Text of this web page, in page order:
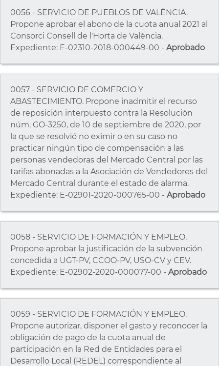
0056 - SERVICIO DE PUEBLOS DE VALÈNCIA.
Propone aprobar el abono de la cuota anual 2021 al
Consorci Consell de l'Horta de València.
Expediente: E-02310-2018-000449-00 - Aprobado
0057 - SERVICIO DE COMERCIO Y
ABASTECIMIENTO. Propone inadmitir el recurso
de reposición interpuesto contra la Resolución
núm. GO-3250, de 10 de septiembre de 2020, por
la que se resolvió no eximir o en su caso no
practicar ningún tipo de compensación a las
personas vendedoras del Mercado Central por las
tarifas abonadas a la Asociación de Vendedores del
Mercado Central durante el estado de alarma.
Expediente: E-02901-2020-000765-00 - Aprobado
0058 - SERVICIO DE FORMACIÓN Y EMPLEO.
Propone aprobar la justificación de la subvención
concedida a UGT-PV, CCOO-PV, USO-CV y CEV.
Expediente: E-02902-2020-000077-00 - Aprobado
0059 - SERVICIO DE FORMACIÓN Y EMPLEO.
Propone autorizar, disponer el gasto y reconocer la
obligación de pago de la cuota anual de
participación en la Red de Entidades para el
Desarrollo Local (REDEL) correspondiente al